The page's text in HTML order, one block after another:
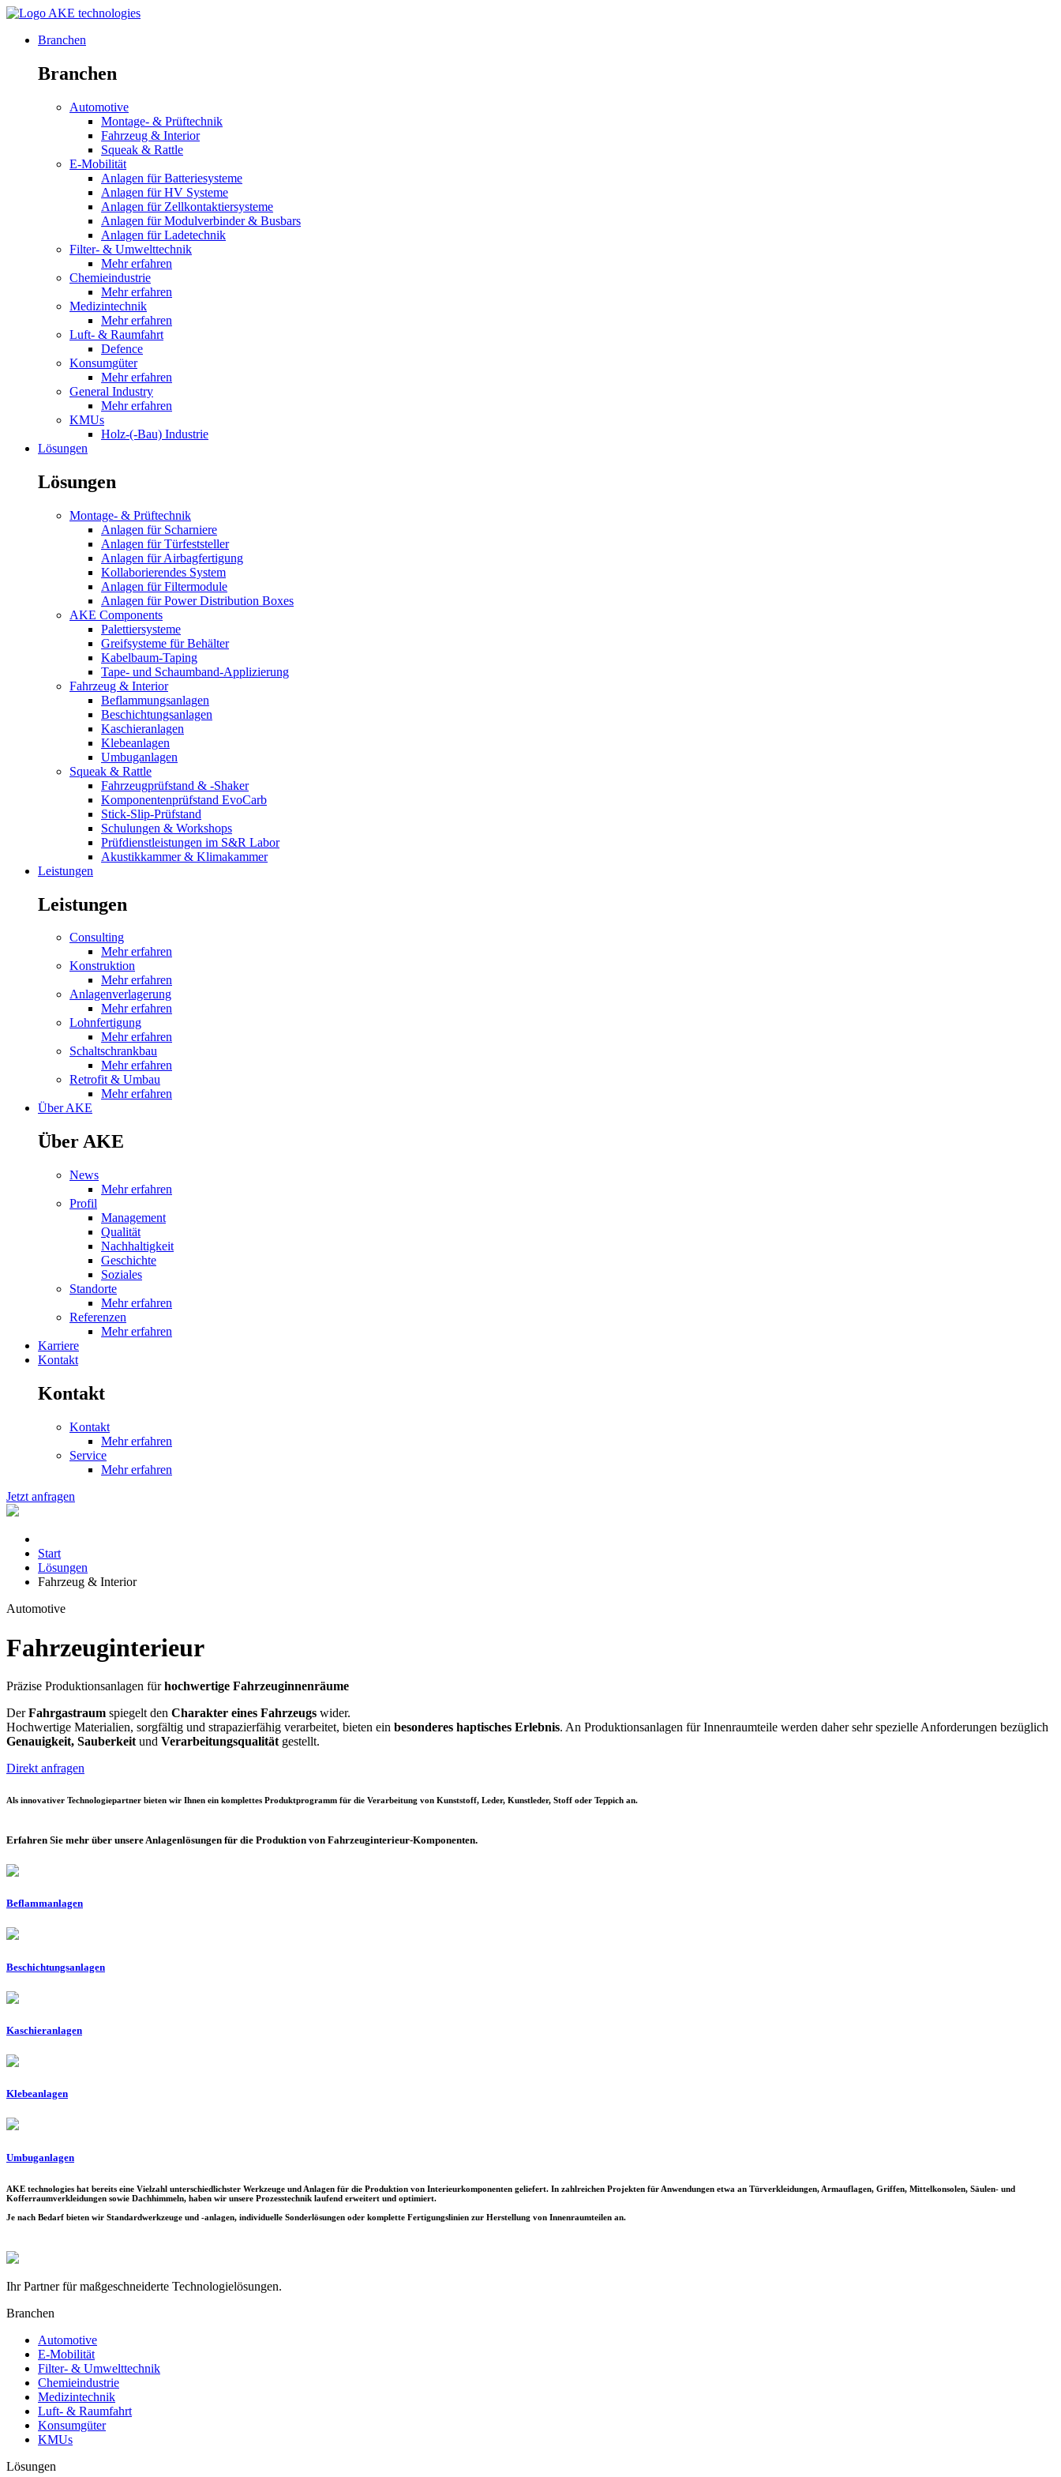
Branchen
Branchen
Automotive
Montage- & Prüftechnik
Fahrzeug & Interior
Squeak & Rattle
E-Mobilität
Anlagen für Batteriesysteme
Anlagen für HV Systeme
Anlagen für Zellkontaktiersysteme
Anlagen für Modulverbinder & Busbars
Anlagen für Ladetechnik
Filter- & Umwelttechnik
Mehr erfahren
Chemieindustrie
Mehr erfahren
Medizintechnik
Mehr erfahren
Luft- & Raumfahrt
Defence
Konsumgüter
Mehr erfahren
General Industry
Mehr erfahren
KMUs
Holz-(-Bau) Industrie
Lösungen
Lösungen
Montage- & Prüftechnik
Anlagen für Scharniere
Anlagen für Türfeststeller
Anlagen für Airbagfertigung
Kollaborierendes System
Anlagen für Filtermodule
Anlagen für Power Distribution Boxes
AKE Components
Palettiersysteme
Greifsysteme für Behälter
Kabelbaum-Taping
Tape- und Schaumband-Applizierung
Fahrzeug & Interior
Beflammungsanlagen
Beschichtungsanlagen
Kaschieranlagen
Klebeanlagen
Umbuganlagen
Squeak & Rattle
Fahrzeugprüfstand & -Shaker
Komponentenprüfstand EvoCarb
Stick-Slip-Prüfstand
Schulungen & Workshops
Prüfdienstleistungen im S&R Labor
Akustikkammer & Klimakammer
Leistungen
Leistungen
Consulting
Mehr erfahren
Konstruktion
Mehr erfahren
Anlagenverlagerung
Mehr erfahren
Lohnfertigung
Mehr erfahren
Schaltschrankbau
Mehr erfahren
Retrofit & Umbau
Mehr erfahren
Über AKE
Über AKE
News
Mehr erfahren
Profil
Management
Qualität
Nachhaltigkeit
Geschichte
Soziales
Standorte
Mehr erfahren
Referenzen
Mehr erfahren
Karriere
Kontakt
Kontakt
Kontakt
Mehr erfahren
Service
Mehr erfahren
Jetzt anfragen
Start
Lösungen
Fahrzeug & Interior
Automotive
Fahrzeuginterieur
Präzise Produktionsanlagen fürhochwertige Fahrzeuginnenräume
DerFahrgastraum spiegelt den Charakter eines Fahrzeugs wider.
Hochwertige Materialien, sorgfältig und strapazierfähig verarbeitet, bieten ein besonderes haptisches Erlebnis. An Produktionsanlagen für Innenraumteile werden daher sehr spezielle Anforderungen bezüglich
Genauigkeit, Sauberkeit und Verarbeitungsqualität gestellt.
Direkt anfragen
Als innovativer Technologiepartner bieten wir Ihnen ein komplettes Produktprogramm für die Verarbeitung von Kunststoff, Leder, Kunstleder, Stoff oder Teppich an.
Erfahren Sie mehr über unsere Anlagenlösungen für die Produktion von Fahrzeuginterieur-Komponenten.
Beflammanlagen
Beschichtungsanlagen
Kaschieranlagen
Klebeanlagen
Umbuganlagen
AKE technologies hat bereits eine Vielzahl unterschiedlichster Werkzeuge und Anlagen für die Produktion von Interieurkomponenten geliefert. In zahlreichen Projekten für Anwendungen etwa an Türverkleidungen, Armauflagen, Griffen, Mittelkonsolen, Säulen- und
Kofferraumverkleidungen sowie Dachhimmeln, haben wir unsere Prozesstechnik laufend erweitert und optimiert.
Je nach Bedarf bieten wir Standardwerkzeuge und -anlagen, individuelle Sonderlösungen oder komplette Fertigungslinien zur Herstellung von Innenraumteilen an.
Ihr Partner für maßgeschneiderte Technologielösungen.
Branchen
Automotive
E-Mobilität
Filter- & Umwelttechnik
Chemieindustrie
Medizintechnik
Luft- & Raumfahrt
Konsumgüter
KMUs
Lösungen